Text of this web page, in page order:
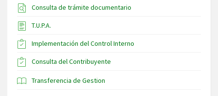
Consulta de trámite documentario
T.U.P.A.
Implementación del Control Interno
Consulta del Contribuyente
Transferencia de Gestion